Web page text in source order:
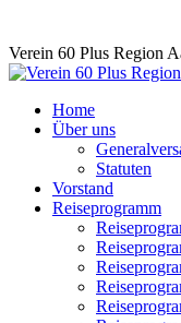
Skip
to
Verein 60 Plus Region
Home
Über uns
Statuten
Vorstand
Reiseprogramm